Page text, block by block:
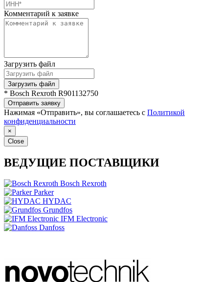
Комментарий к заявке
Загрузить файл
Загрузить файл
* Bosch Rexroth R901132750
Отправить заявку
Нажимая «Отправить», вы соглашаетесь с Политикой
конфиденциальности
×
Close
ВЕДУЩИЕ ПОСТАВЩИКИ
Bosch Rexroth
Parker
HYDAC
Grundfos
IFM Electronic
Danfoss